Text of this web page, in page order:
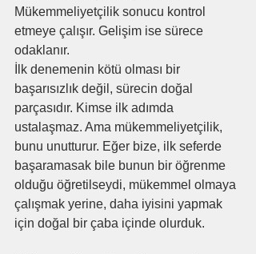
Mükemmeliyetçilik sonucu kontrol
etmeye çalışır. Gelişim ise sürece
odaklanır.
İlk denemenin kötü olması bir
başarısızlık değil, sürecin doğal
parçasıdır. Kimse ilk adımda
ustalaşmaz. Ama mükemmeliyetçilik,
bunu unutturur. Eğer bize, ilk seferde
başaramasak bile bunun bir öğrenme
olduğu öğretilseydi, mükemmel olmaya
çalışmak yerine, daha iyisini yapmak
için doğal bir çaba içinde olurduk.